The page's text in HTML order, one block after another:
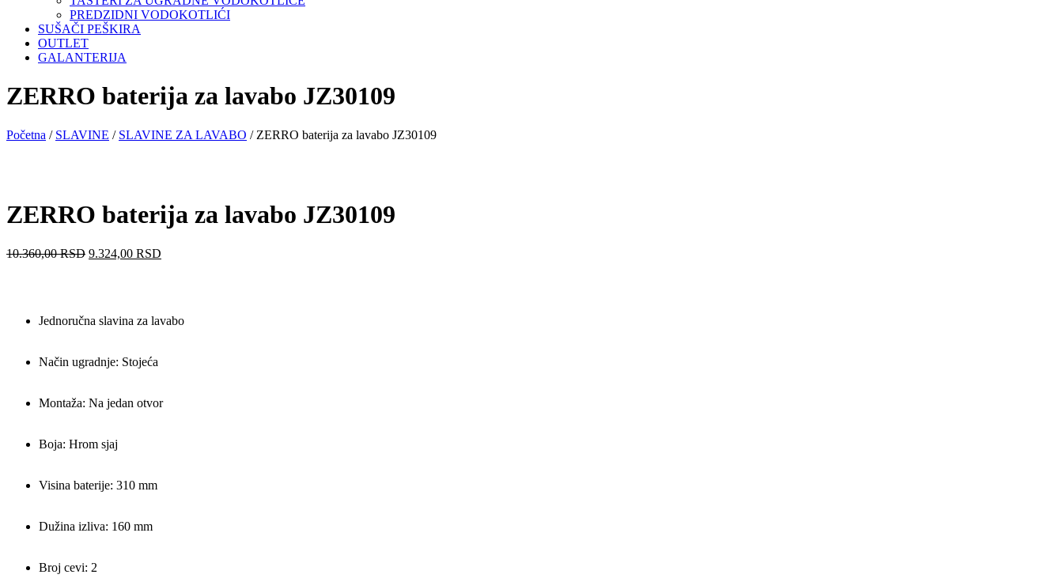
PREDZIDNI VODOKOTLIĆI
SUŠAČI PEŠKIRA
OUTLET
GALANTERIJA
ZERRO baterija za lavabo JZ30109
Početna / SLAVINE / SLAVINE ZA LAVABO / ZERRO baterija za lavabo JZ30109
ZERRO baterija za lavabo JZ30109
10.360,00RSD 9.324,00 RSD
Jednoručna slavina za lavabo
Način ugradnje: Stojeća
Montaža: Na jedan otvor
Boja: Hrom sjaj
Visina baterije: 310 mm
Dužina izliva: 160 mm
Broj cevi: 2